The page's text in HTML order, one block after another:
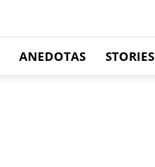
ANEDOTAS STORIES